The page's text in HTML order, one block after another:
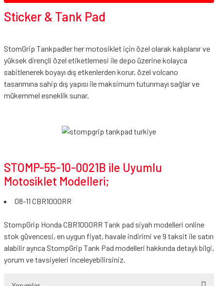
Sticker & Tank Pad
StomGrip Tankpadler her motosiklet için özel olarak kalıplanır ve
yüksek dirençli özel etiketlemesi ile depo üzerine kolayca
sabitlenerek boyayı dış etkenlerden korur, özel volcano
tasarımına sahip dış yapısı ile maksimum tutunmayı sağlar ve
mükemmel esneklik sunar.
STOMP-55-10-0021B ile Uyumlu
Motosiklet Modelleri;
08-11 CBR1000RR
StompGrip Honda CBR1000RR Tank pad siyah modelleri online
stok güvencesi, en uygun fiyat, havale indirimi ve 9 taksit ile satın
alabilir ayrıca StompGrip Tank Pad modelleri hakkında detaylı bilgi,
yorum ve tavsiyeleri inceleyebilirsiniz.